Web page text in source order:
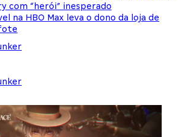
com “herói” inesperado
na HBO Max leva o dono da loja de